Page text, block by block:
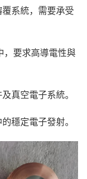
系統，需要承受
，要求高導電性與
真空電子系統。
穩定電子發射。